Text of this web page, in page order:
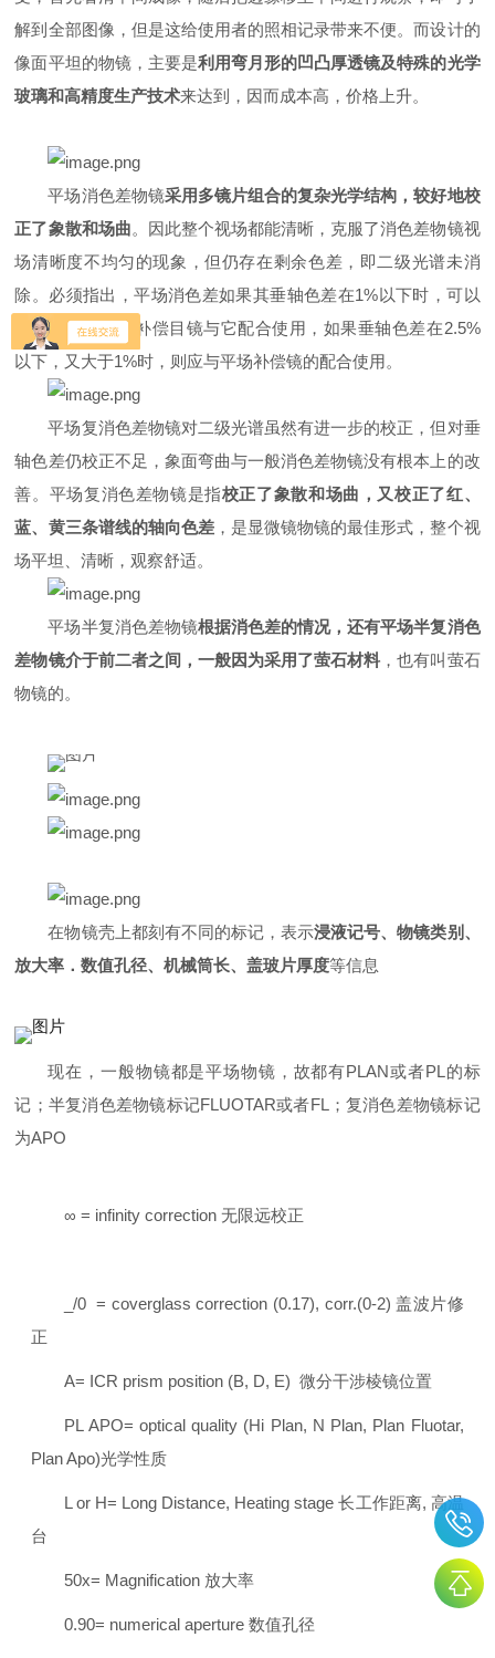
解到全部图像，但是这给使用者的照相记录带来不便。而设计的
像面平坦的物镜，主要是利用弯月形的凹凸厚透镜及特殊的光学
玻璃和高精度生产技术来达到，因而成本高，价格上升。
平场消色差物镜采用多镜片组合的复杂光学结构，较好地校
正了象散和场曲。因此整个视场都能清晰，克服了消色差物镜视
场清晰度不均匀的现象，但仍存在剩余色差，即二级光谱未消
除。必须指出，平场消色差如果其垂轴色差在1%以下时，可以
不用色差过正的补偿目镜与它配合使用，如果垂轴色差在2.5%
以下，又大于1%时，则应与平场补偿镜的配合使用。
平场复消色差物镜对二级光谱虽然有进一步的校正，但对垂
轴色差仍校正不足，象面弯曲与一般消色差物镜没有根本上的改
善。平场复消色差物镜是指校正了象散和场曲，又校正了红、
蓝、黄三条谱线的轴向色差，是显微镜物镜的最佳形式，整个视
场平坦、清晰，观察舒适。
平场半复消色差物镜根据消色差的情况，还有平场半复消色
差物镜介于前二者之间，一般因为采用了萤石材料 ，也有叫萤石
物镜的。
在物镜壳上都刻有不同的标记，表示浸液记号、物镜类别、
放大率．数值孔径、机械筒长、盖玻片厚度等信息
现在，一般物镜都是平场物镜，故都有PLAN或者PL的标
记；半复消色差物镜标记FLUOTAR或者FL；复消色差物镜标记
为APO
∞ = infinity correction 无限远校正
_/0 = coverglass correction (0.17), corr.(0-2) 盖波片修
正
A= ICR prism position (B, D, E) 微分干涉棱镜位置
PL APO= optical quality (Hi Plan, N Plan, Plan Fluotar,
Plan Apo)光学性质
L or H= Long Distance, Heating stage 长工作距离, 高温
台
50x= Magnification 放大率
0.90= numerical aperture 数值孔径